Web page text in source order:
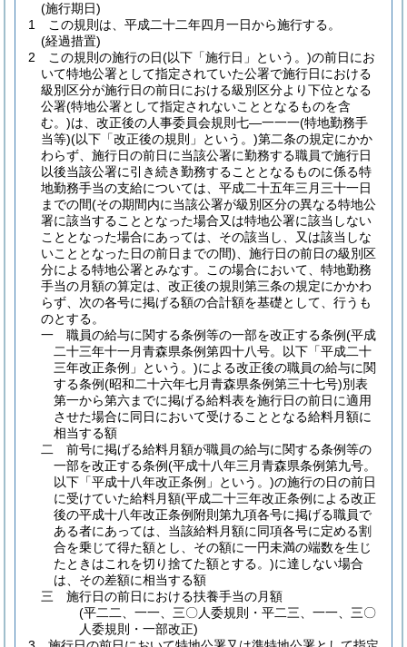
(施行期日)
1
この規則は、平成二十二年四月一日から施行する。
(経過措置)
2
この規則の施行の日(以下「施行日」という。)の前日にお
いて特地公署として指定されていた公署で施行日における
級別区分が施行日の前日における級別区分より下位となる
公署(特地公署として指定されないこととなるものを含
む。)は、改正後の人事委員会規則七―一一一(特地勤務手
当等)(以下「改正後の規則」という。)第二条の規定にかか
わらず、施行日の前日に当該公署に勤務する職員で施行日
以後当該公署に引き続き勤務することとなるものに係る特
地勤務手当の支給については、平成二十五年三月三十一日
までの間(その期間内に当該公署が級別区分の異なる特地公
署に該当することとなった場合又は特地公署に該当しない
こととなった場合にあっては、その該当し、又は該当しな
いこととなった日の前日までの間) 、施行日の前日の級別区
分による特地公署とみなす。
この場合において、特地勤務
手当の月額の算定は、改正後の規則第三条の規定にかかわ
らず、次の各号に掲げる額の合計額を基礎として、行うも
のとする。
一
職員の給与に関する条例等の一部を改正する条例(平成
二十三年十一月青森県条例第四十八号。以下「平成二十
三年改正条例」という。)による改正後の職員の給与に関
する条例(昭和二十六年七月青森県条例第三十七号)別表
第一から第六までに掲げる給料表を施行日の前日に適用
させた場合に同日において受けることとなる給料月額に
相当する額
二
前号に掲げる給料月額が職員の給与に関する条例等の
一部を改正する条例(平成十八年三月青森県条例第九号。
以下「平成十八年改正条例」という。)の施行の日の前日
に受けていた給料月額(平成二十三年改正条例による改正
後の平成十八年改正条例附則第九項各号に掲げる職員で
ある者にあっては、当該給料月額に同項各号に定める割
合を乗じて得た額とし、その額に一円未満の端数を生じ
たときはこれを切り捨てた額とする。)に達しない場合
は、その差額に相当する額
三
施行日の前日における扶養手当の月額
(平二二、一一、三〇人委規則・平二三、一一、三〇
人委規則・一部改正)